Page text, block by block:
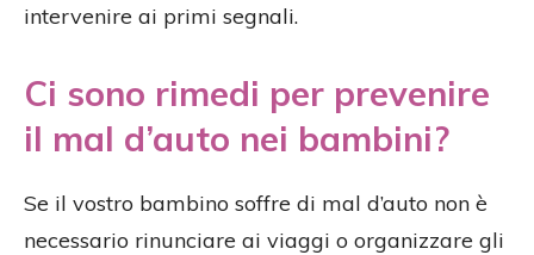
intervenire ai primi segnali.
Ci sono rimedi per prevenire
il mal d’auto nei bambini?
Se il vostro bambino soffre di mal d’auto non è
necessario rinunciare ai viaggi o organizzare gli